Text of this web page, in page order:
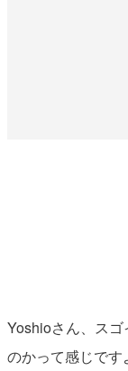
Yoshioさん、ス
のかって感じで